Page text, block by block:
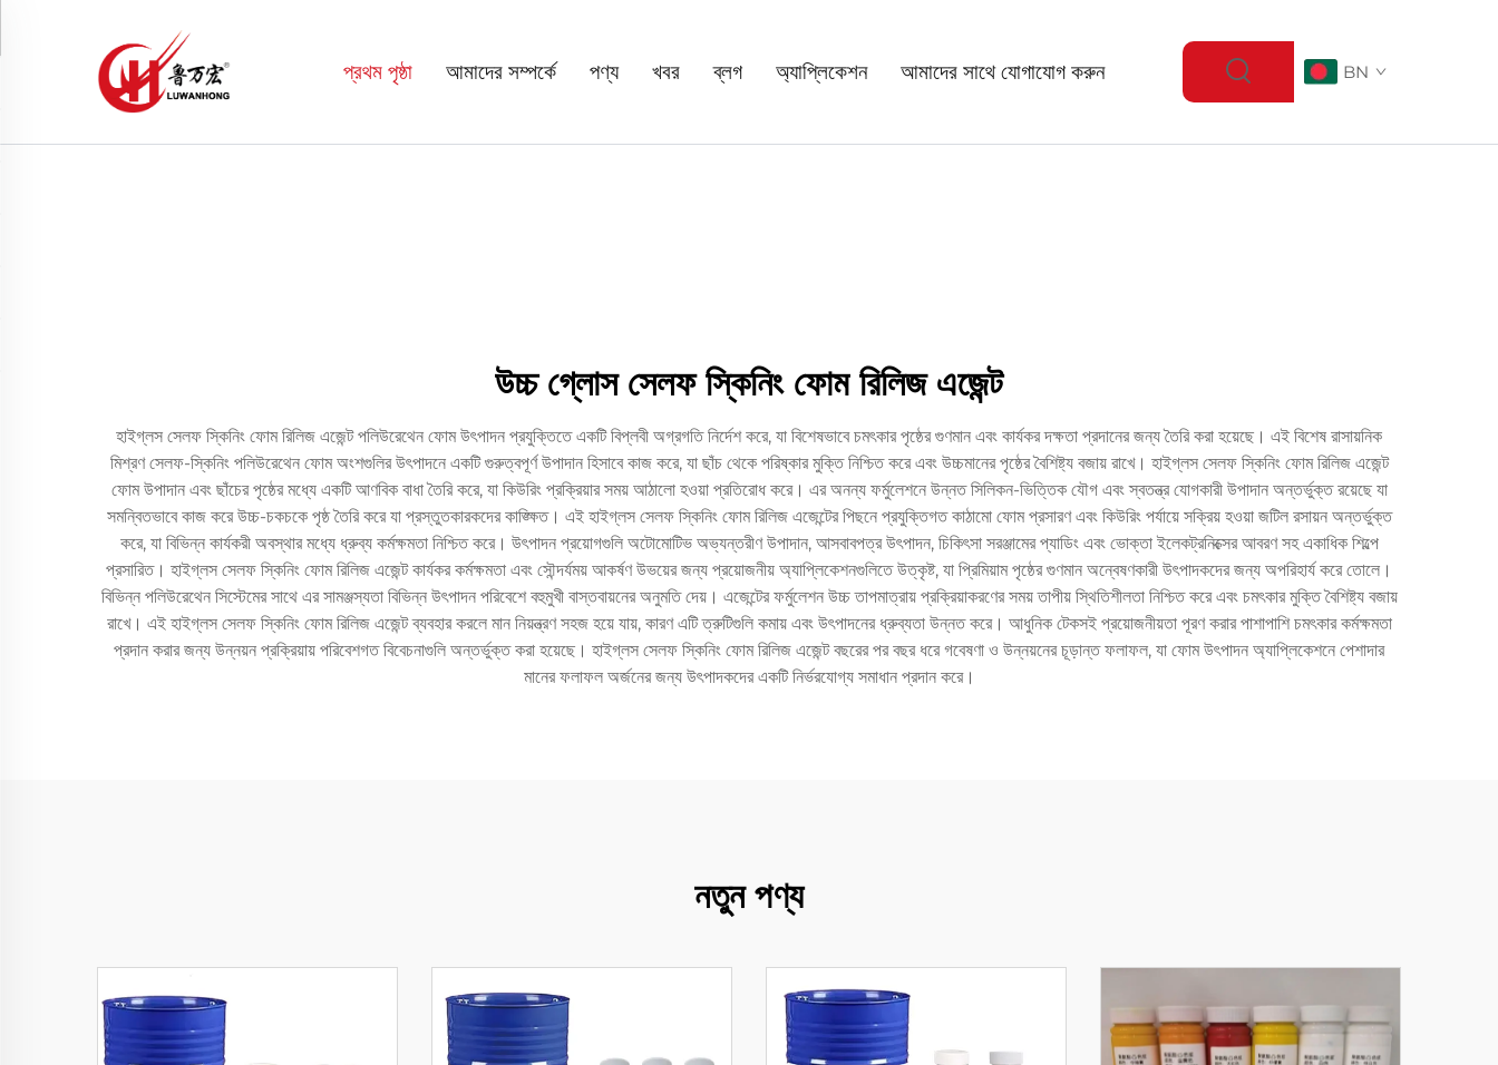
প্রথম পৃষ্ঠা আমাদের সম্পর্কে পণ্য খবর ব্লগ অ্যাপ্লিকেশন আমাদের সাথে যোগাযোগ করুন BN
উচ্চ গ্লোস সেলফ স্কিনিং ফোম রিলিজ এজেন্ট
হাইগ্লস সেলফ স্কিনিং ফোম রিলিজ এজেন্ট পলিউরেথেন ফোম উৎপাদন প্রযুক্তিতে একটি বিপ্লবী অগ্রগতি নির্দেশ করে, যা বিশেষভাবে চমৎকার পৃষ্ঠের গুণমান এবং কার্যকর দক্ষতা প্রদানের জন্য তৈরি করা হয়েছে। এই বিশেষ রাসায়নিক
মিশ্রণ সেলফ-স্কিনিং পলিউরেথেন ফোম অংশগুলির উৎপাদনে একটি গুরুত্বপূর্ণ উপাদান হিসাবে কাজ করে, যা ছাঁচ থেকে পরিষ্কার মুক্তি নিশ্চিত করে এবং উচ্চমানের পৃষ্ঠের বৈশিষ্ট্য বজায় রাখে। হাইগ্লস সেলফ স্কিনিং ফোম রিলিজ এজেন্ট
ফোম উপাদান এবং ছাঁচের পৃষ্ঠের মধ্যে একটি আণবিক বাধা তৈরি করে, যা কিউরিং প্রক্রিয়ার সময় আঠালো হওয়া প্রতিরোধ করে। এর অনন্য ফর্মুলেশনে উন্নত সিলিকন-ভিত্তিক যৌগ এবং স্বতন্ত্র যোগকারী উপাদান অন্তর্ভুক্ত রয়েছে যা
সমন্বিতভাবে কাজ করে উচ্চ-চকচকে পৃষ্ঠ তৈরি করে যা প্রস্তুতকারকদের কাঙ্ক্ষিত। এই হাইগ্লস সেলফ স্কিনিং ফোম রিলিজ এজেন্টের পিছনে প্রযুক্তিগত কাঠামো ফোম প্রসারণ এবং কিউরিং পর্যায়ে সক্রিয় হওয়া জটিল রসায়ন অন্তর্ভুক্ত
করে, যা বিভিন্ন কার্যকরী অবস্থার মধ্যে ধ্রুব্য কর্মক্ষমতা নিশ্চিত করে। উৎপাদন প্রয়োগগুলি অটোমোটিভ অভ্যন্তরীণ উপাদান, আসবাবপত্র উৎপাদন, চিকিৎসা সরঞ্জামের প্যাডিং এবং ভোক্তা ইলেকট্রনিক্সের আবরণ সহ একাধিক শিল্পে
প্রসারিত। হাইগ্লস সেলফ স্কিনিং ফোম রিলিজ এজেন্ট কার্যকর কর্মক্ষমতা এবং সৌন্দর্যময় আকর্ষণ উভয়ের জন্য প্রয়োজনীয় অ্যাপ্লিকেশনগুলিতে উত্কৃষ্ট, যা প্রিমিয়াম পৃষ্ঠের গুণমান অন্বেষণকারী উৎপাদকদের জন্য অপরিহার্য করে তোলে।
বিভিন্ন পলিউরেথেন সিস্টেমের সাথে এর সামঞ্জস্যতা বিভিন্ন উৎপাদন পরিবেশে বহুমুখী বাস্তবায়নের অনুমতি দেয়। এজেন্টের ফর্মুলেশন উচ্চ তাপমাত্রায় প্রক্রিয়াকরণের সময় তাপীয় স্থিতিশীলতা নিশ্চিত করে এবং চমৎকার মুক্তি বৈশিষ্ট্য বজায়
রাখে। এই হাইগ্লস সেলফ স্কিনিং ফোম রিলিজ এজেন্ট ব্যবহার করলে মান নিয়ন্ত্রণ সহজ হয়ে যায়, কারণ এটি ত্রুটিগুলি কমায় এবং উৎপাদনের ধ্রুব্যতা উন্নত করে। আধুনিক টেকসই প্রয়োজনীয়তা পূরণ করার পাশাপাশি চমৎকার কর্মক্ষমতা
প্রদান করার জন্য উন্নয়ন প্রক্রিয়ায় পরিবেশগত বিবেচনাগুলি অন্তর্ভুক্ত করা হয়েছে। হাইগ্লস সেলফ স্কিনিং ফোম রিলিজ এজেন্ট বছরের পর বছর ধরে গবেষণা ও উন্নয়নের চূড়ান্ত ফলাফল, যা ফোম উৎপাদন অ্যাপ্লিকেশনে পেশাদার
মানের ফলাফল অর্জনের জন্য উৎপাদকদের একটি নির্ভরযোগ্য সমাধান প্রদান করে।
নতুন পণ্য